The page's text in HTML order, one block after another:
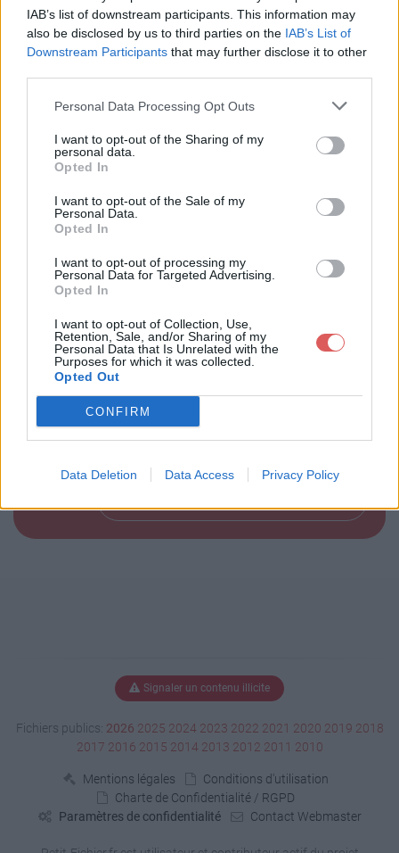
IAB’s list of downstream participants. This information may
also be disclosed by us to third parties on the IAB’s List of
Downstream Participants that may further disclose it to other
Personal Data Processing Opt Outs
I want to opt-out of the Sharing of my
personal data.
Opted In
I want to opt-out of the Sale of my
Personal Data.
Opted In
I want to opt-out of processing my
Personal Data for Targeted Advertising.
Opted In
I want to opt-out of Collection, Use,
Retention, Sale, and/or Sharing of my
Personal Data that Is Unrelated with the
Purposes for which it was collected.
Opted Out
CONFIRM
Data Deletion Data Access Privacy Policy
Partager le fichier publbM.txt sur
le Web et les réseaux sociaux:
Télécharger le fichier publbM.txt
Télécharger publbM.txt
Signaler un contenu illicite
Fichiers publics: 2026 2025 2024 2023 2022 2021 2020 2019 2018
2017 2016 2015 2014 2013 2012 2011 2010
Mentions légales
Conditions d'utilisation
Charte de Confidentialité / RGPD
Paramètres de confidentialité
Contact Webmaster